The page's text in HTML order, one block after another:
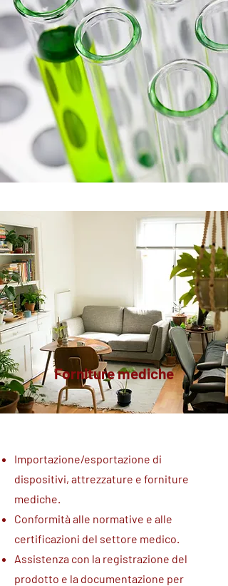
Forniture mediche
Importazione/esportazione di
dispositivi, attrezzature e forniture
mediche.
Conformità alle normative e alle
certificazioni del settore medico.
Assistenza con la registrazione del
prodotto e la documentazione per